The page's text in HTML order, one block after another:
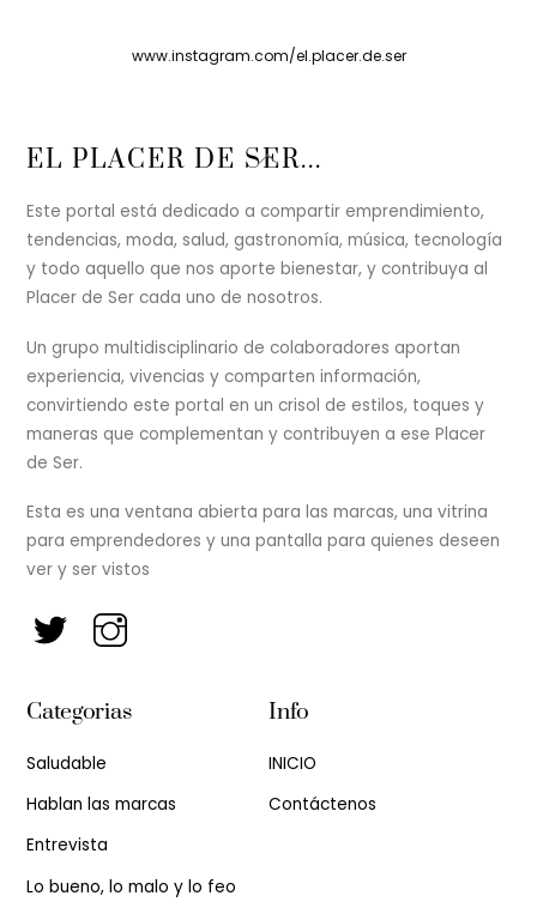
www.instagram.com/el.placer.de.ser
Back
Top
EL PLACER DE SER...
Este portal está dedicado a compartir emprendimiento,
tendencias, moda, salud, gastronomía, música, tecnología
y todo aquello que nos aporte bienestar, y contribuya al
Placer de Ser cada uno de nosotros.
Un grupo multidisciplinario de colaboradores aportan
experiencia, vivencias y comparten información,
convirtiendo este portal en un crisol de estilos, toques y
maneras que complementan y contribuyen a ese Placer
de Ser.
Esta es una ventana abierta para las marcas, una vitrina
para emprendedores y una pantalla para quienes deseen
ver y ser vistos
Categorias
Saludable
Hablan las marcas
Entrevista
Lo bueno, lo malo y lo feo
Info
INICIO
Contáctenos